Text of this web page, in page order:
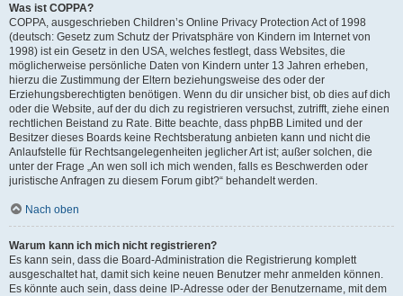
Was ist COPPA?
COPPA, ausgeschrieben Children’s Online Privacy Protection Act of 1998
(deutsch: Gesetz zum Schutz der Privatsphäre von Kindern im Internet von
1998) ist ein Gesetz in den USA, welches festlegt, dass Websites, die
möglicherweise persönliche Daten von Kindern unter 13 Jahren erheben,
hierzu die Zustimmung der Eltern beziehungsweise des oder der
Erziehungsberechtigten benötigen. Wenn du dir unsicher bist, ob dies auf dich
oder die Website, auf der du dich zu registrieren versuchst, zutrifft, ziehe einen
rechtlichen Beistand zu Rate. Bitte beachte, dass phpBB Limited und der
Besitzer dieses Boards keine Rechtsberatung anbieten kann und nicht die
Anlaufstelle für Rechtsangelegenheiten jeglicher Art ist; außer solchen, die
unter der Frage „An wen soll ich mich wenden, falls es Beschwerden oder
juristische Anfragen zu diesem Forum gibt?“ behandelt werden.
Nach oben
Warum kann ich mich nicht registrieren?
Es kann sein, dass die Board-Administration die Registrierung komplett
ausgeschaltet hat, damit sich keine neuen Benutzer mehr anmelden können.
Es könnte auch sein, dass deine IP-Adresse oder der Benutzername, mit dem